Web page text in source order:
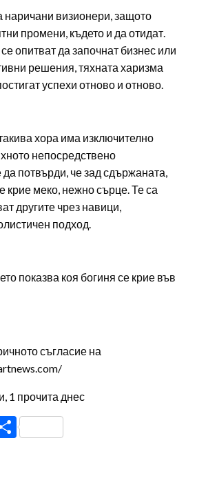
наричани визионери, защото
промени, където и да отидат.
опитват да започнат бизнес или
решения, тяхната харизма
успехи отново и отново.
хора има изключително
непосредствено
потвърди, че зад сдържаната,
крие меко, нежно сърце. Те са
другите чрез навици,
подход.
показва коя богиня се крие във
съгласие на
1 прочита днес
Share